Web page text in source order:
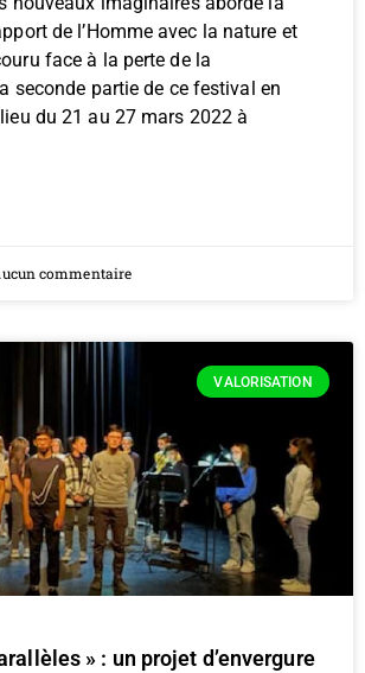
de l’Homme avec la nature et
face à la perte de la
seconde partie de ce festival en
du 21 au 27 mars 2022 à
commentaire
VALORISATION
» : un projet d’envergure